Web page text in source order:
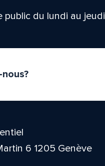
du lundi au
6 1205 Genève